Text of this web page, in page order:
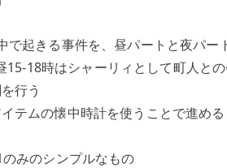
で起きる事件を、昼パートと夜パー
15-18時はシャーリィとして町人と
行う
テムの懐中時計を使うことで進め
みのシンプルなもの